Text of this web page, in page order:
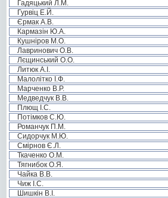
Гадяцький Л.М.
Гурвіц Е.Й.
Єрмак А.В.
Кармазін Ю.А.
Кушніров М.О.
Лавринович О.В.
Лєщинський О.О.
Литюк А.І.
Малолітко І.Ф.
Марченко В.Р.
Медведчук В.В.
Плющ І.С.
Потімков С.Ю.
Романчук П.М.
Сидорчук М.Ю.
Смірнов Є.Л.
Ткаченко О.М.
Тягнибок О.Я.
Чайка В.В.
Чиж І.С.
Шишкін В.І.